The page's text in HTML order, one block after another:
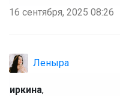
16 сентября, 2025 08:26
Леныра
иркина,